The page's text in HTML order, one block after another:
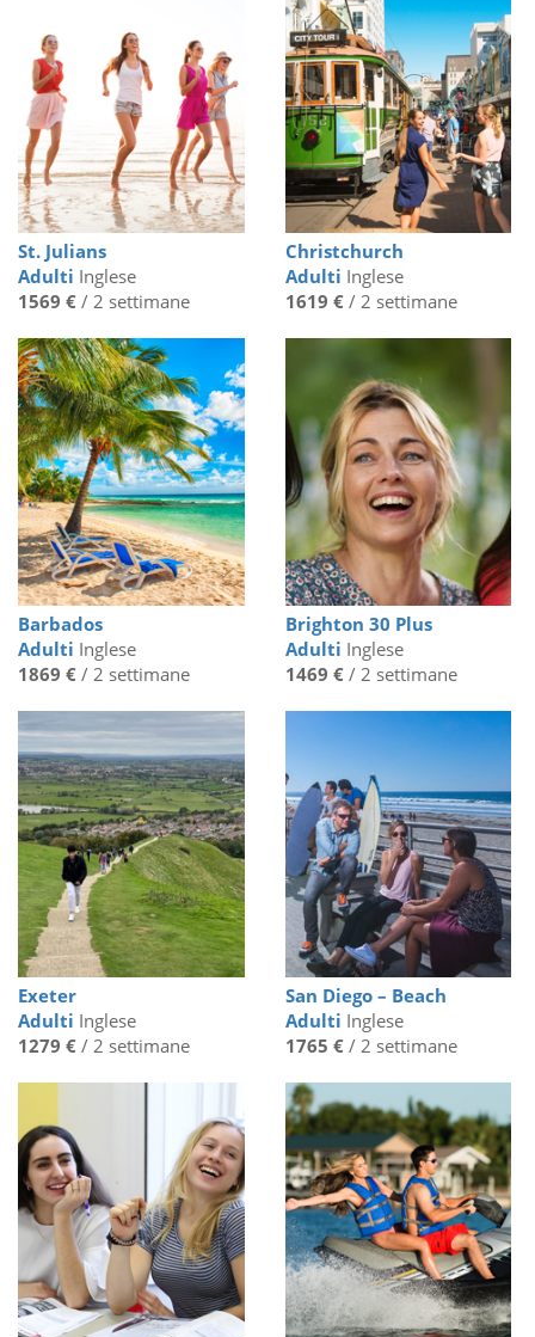
St. Julians
Adulti Inglese
1569 € / 2 settimane
Christchurch
Adulti Inglese
1619 €/ 2 settimane
Barbados
Adulti Inglese
1869 € / 2 settimane
Brighton 30 Plus
Adulti Inglese
1469 €/ 2 settimane
Exeter
Adulti Inglese
1279 € / 2 settimane
San Diego – Beach
Adulti Inglese
1765 €/ 2 settimane